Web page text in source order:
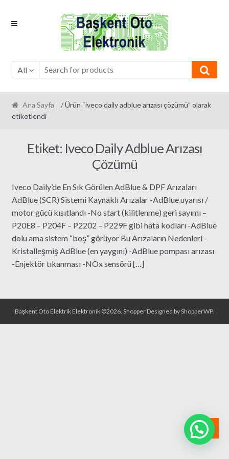
Skip
Skip
All
Ana Sayfa
/ Ürün “iveco daily adblue arızası çözümü” olarak
etiketlendi
Etiket: Iveco Daily Adblue Arızası
Çözümü
Iveco Daily’de En Sık Görülen AdBlue & DPF Arızaları
AdBlue (SCR) Sistemi Kaynaklı Arızalar -AdBlue uyarısı /
motor gücü kısıtlandı -No start (kilitlenme) geri sayımı –
P20E8 – P204F – P2202 – P229F gibi hata kodları -AdBlue
dolu ama sistem “boş” görüyor Bu Arızaların Nedenleri -
Kristalleşmiş AdBlue (en yaygını) -AdBlue pompası arızası
-Enjektör tıkanması -NOx sensörü […]
Başkent Oto Elektrik Elektronik ©2026. Shopper Designed byShopperWP.